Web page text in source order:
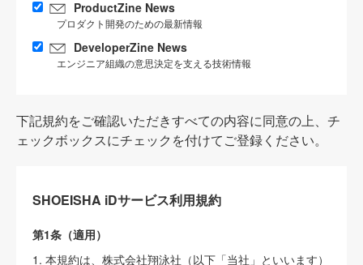
ProductZine News
プロダクト開発のための最新情報
DeveloperZine News
エンジニア組織の意思決定を支える技術情報
下記規約をご確認いただきすべての内容に同意の上、チ
ェックボックスにチェックを付けてご登録ください。
SHOEISHA iDサービス利用規約
第1条（適用）
1. 本規約は、株式会社翔泳社（以下「当社」といいます）